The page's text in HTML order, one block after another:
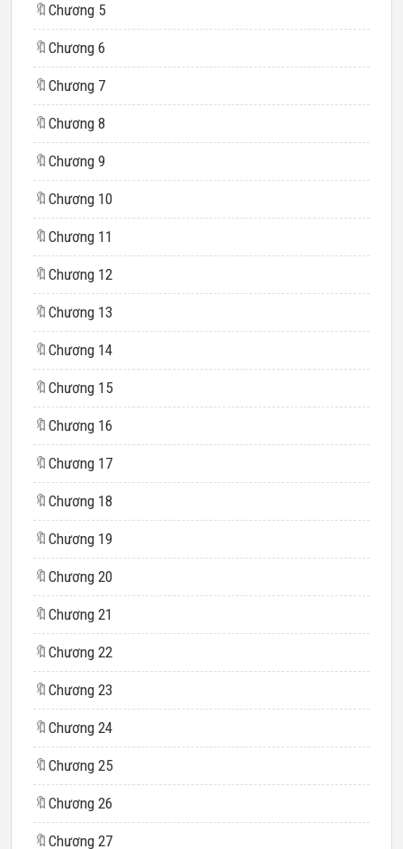
🔖 Chương 5
🔖 Chương 6
🔖 Chương 7
🔖 Chương 8
🔖 Chương 9
🔖 Chương 10
🔖 Chương 11
🔖 Chương 12
🔖 Chương 13
🔖 Chương 14
🔖 Chương 15
🔖 Chương 16
🔖 Chương 17
🔖 Chương 18
🔖 Chương 19
🔖 Chương 20
🔖 Chương 21
🔖 Chương 22
🔖 Chương 23
🔖 Chương 24
🔖 Chương 25
🔖 Chương 26
🔖 Chương 27